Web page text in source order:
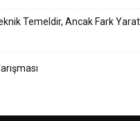
Temeldir, Ancak Fark